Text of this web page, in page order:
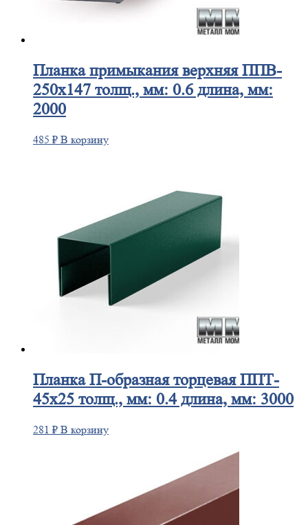
Планкапримыкания верхняя ППВ-
250х147 толщ., мм: 0.6 длина, мм:
2000
485 ₽ В корзину
ПланкаП-образная торцевая ППТ-
45х25 толщ., мм: 0.4 длина, мм: 3000
281 ₽ В корзину